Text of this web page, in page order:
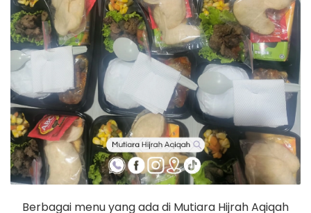
Berbagai menu yang ada di Mutiara Hijrah Aqiqah